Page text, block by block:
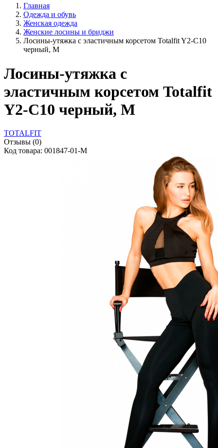
Главная
Одежда и обувь
Женская одежда
Женские лосины и бриджи
Лосины-утяжка с эластичным корсетом Totalfit Y2-C10
черный, M
Лосины-утяжка с
эластичным корсетом Totalfit
Y2-C10 черный, M
TOTALFIT
Отзывы (0)
Код товара: 001847-01-M